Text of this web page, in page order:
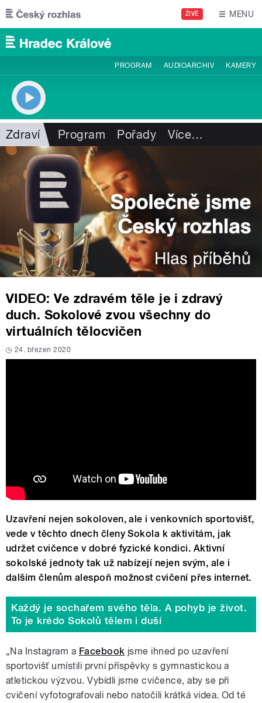
Přejít k hlavnímu obsahu
ŽIVĚ MENU
PROGRAM AUDIOARCHIV KAMERY
Zdraví Program Pořady Více…
VIDEO: Ve zdravém těle je i zdravý
duch. Sokolové zvou všechny do
virtuálních tělocvičen
24. březen 2020
Uzavření nejen sokoloven, ale i venkovních sportovišť,
vede v těchto dnech členy Sokola k aktivitám, jak
udržet cvičence v dobré fyzické kondici. Aktivní
sokolské jednoty tak už nabízejí nejen svým, ale i
dalším členům alespoň možnost cvičení přes internet.
Každý je sochařem svého těla. A pohyb je život.
To je krédo Sokolů tělem i duší
„Na Instagram a Facebook jsme ihned po uzavření
sportovišť umístili první příspěvky s gymnastickou a
atletickou výzvou. Vybídli jsme cvičence, aby se při
cvičení vyfotografovali nebo natočili krátká videa. Od té